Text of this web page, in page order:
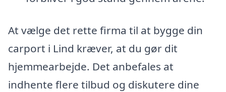
At vælge det rette firma til at bygge din
carport i Lind kræver, at du gør dit
hjemmearbejde. Det anbefales at
indhente flere tilbud og diskutere dine